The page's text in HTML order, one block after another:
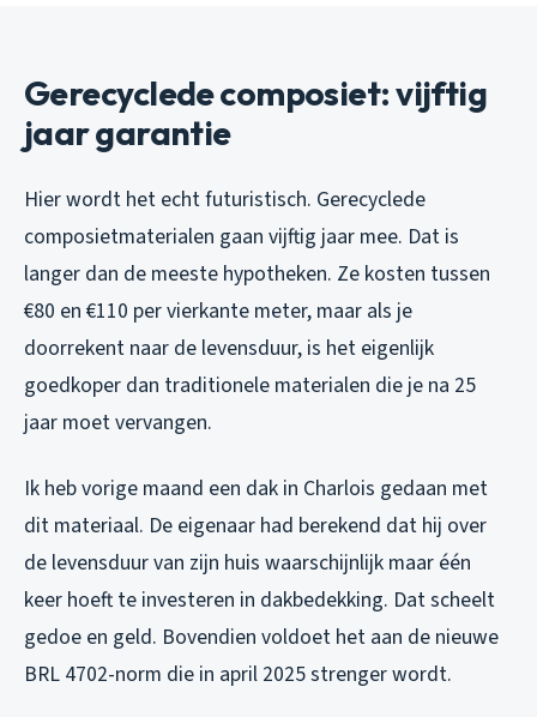
Gerecyclede composiet: vijftig
jaar garantie
Hier wordt het echt futuristisch. Gerecyclede
composietmaterialen gaan vijftig jaar mee. Dat is
langer dan de meeste hypotheken. Ze kosten tussen
€80 en €110 per vierkante meter, maar als je
doorrekent naar de levensduur, is het eigenlijk
goedkoper dan traditionele materialen die je na 25
jaar moet vervangen.
Ik heb vorige maand een dak in Charlois gedaan met
dit materiaal. De eigenaar had berekend dat hij over
de levensduur van zijn huis waarschijnlijk maar één
keer hoeft te investeren in dakbedekking. Dat scheelt
gedoe en geld. Bovendien voldoet het aan de nieuwe
BRL 4702-norm die in april 2025 strenger wordt.